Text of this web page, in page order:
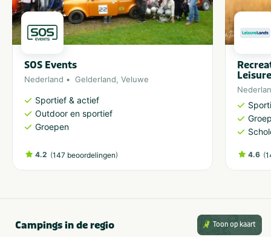
SOS Events
Nederland Gelderland, Veluwe
Sportief & actief
Outdoor en sportief
Groepen
4.2 (147 beoordelingen) 4.6 (
Campings in de regio Toon op kaart